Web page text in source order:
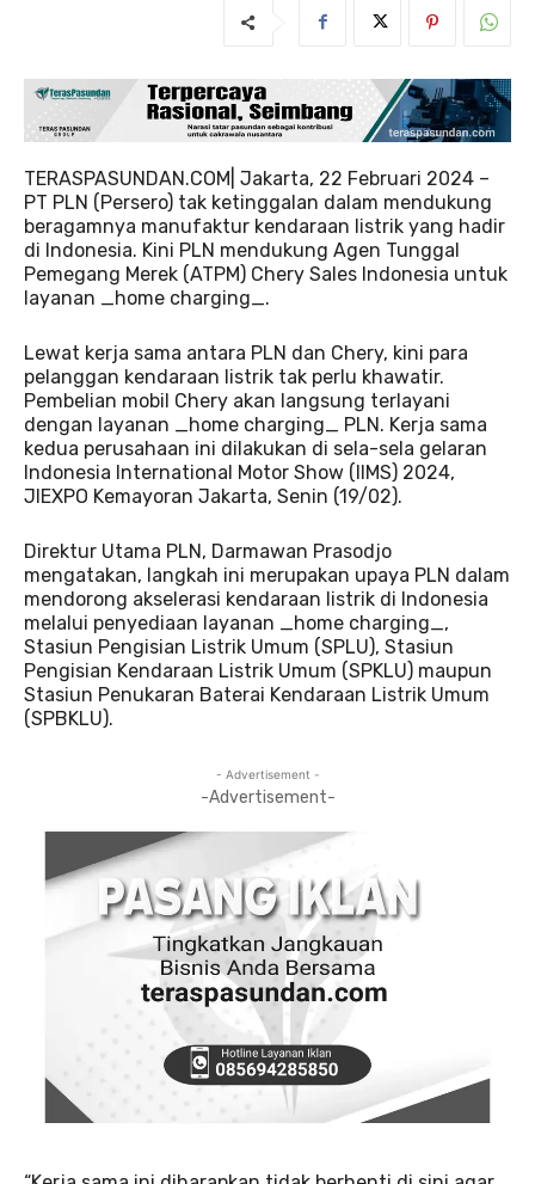
TERASPASUNDAN.COM| Jakarta, 22 Februari 2024 –
PT PLN (Persero) tak ketinggalan dalam mendukung
beragamnya manufaktur kendaraan listrik yang hadir
di Indonesia. Kini PLN mendukung Agen Tunggal
Pemegang Merek (ATPM) Chery Sales Indonesia untuk
layanan _home charging_.
Lewat kerja sama antara PLN dan Chery, kini para
pelanggan kendaraan listrik tak perlu khawatir.
Pembelian mobil Chery akan langsung terlayani
dengan layanan _home charging_ PLN. Kerja sama
kedua perusahaan ini dilakukan di sela-sela gelaran
Indonesia International Motor Show (IIMS) 2024,
JIEXPO Kemayoran Jakarta, Senin (19/02).
Direktur Utama PLN, Darmawan Prasodjo
mengatakan, langkah ini merupakan upaya PLN dalam
mendorong akselerasi kendaraan listrik di Indonesia
melalui penyediaan layanan _home charging_,
Stasiun Pengisian Listrik Umum (SPLU), Stasiun
Pengisian Kendaraan Listrik Umum (SPKLU) maupun
Stasiun Penukaran Baterai Kendaraan Listrik Umum
(SPBKLU).
- Advertisement -
-Advertisement-